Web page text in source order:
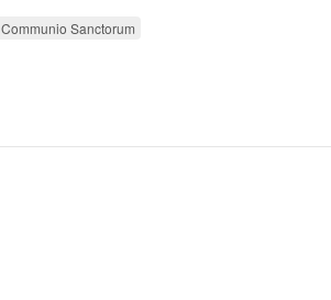
Communio Sanctorum